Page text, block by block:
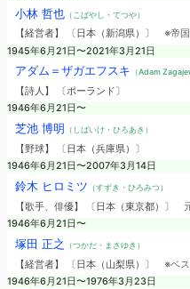
小林 哲也（こばやし・てつや）
【経営者】 〔日本（新潟県）〕 ※帝
1945年6月21日〜2021年3月21日
アダム＝ザガエフスキ （Adam
【詩人】 〔ポーランド〕
1946年6月21日〜
芝池 博明 （しばいけ・ひろあき）
【野球】 〔日本（兵庫県）〕
1946年6月21日〜2007年3月14日
鈴木 ヒロミツ （すずき・ひろみつ）
【歌手、俳優】 〔日本（東京都）〕
1946年6月21日〜
塚田 正之 （つかだ・まさゆき）
【経営者】 〔日本（山梨県）〕 ※ベ
1946年6月21日〜1976年3月23日